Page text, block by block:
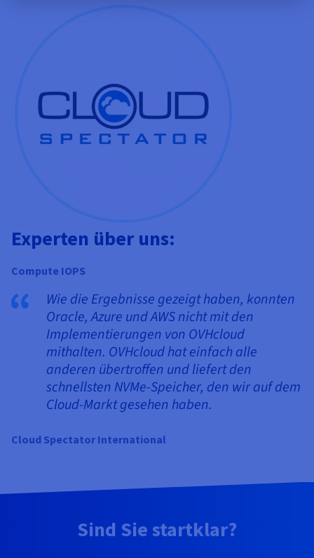
Experten über uns:
Compute IOPS
Wie die Ergebnisse gezeigt haben, konnten
Oracle, Azure und AWS nicht mit den
Implementierungen von OVHcloud
mithalten. OVHcloud hat einfach alle
anderen übertroffen und liefert den
schnellsten NVMe-Speicher, den wir auf dem
Cloud-Markt gesehen haben.
Cloud Spectator International
Sind Sie startklar?